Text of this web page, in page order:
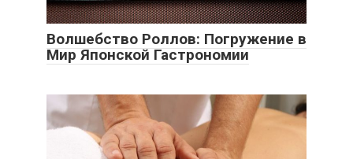
Волшебство Роллов: Погружение в
Мир Японской Гастрономии